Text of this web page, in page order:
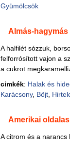
Gyümölcsök
Almás-hagymás
A halfilét sózzuk,
felforrósított vajon a
a cukrot
cimkék: Halak és
Karácsony, Böjt,
Amerikai
A citrom és a